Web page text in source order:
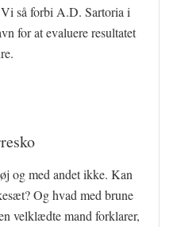
så forbi A.D. Sartoria i
for at evaluere resultatet
og med andet ikke. Kan
Og hvad med brune
velklædte mand forklarer,